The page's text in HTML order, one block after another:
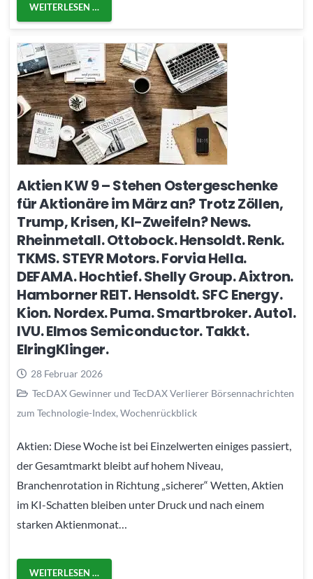
WEITERLESEN …
Aktien KW 9 – Stehen Ostergeschenke
für Aktionäre im März an? Trotz Zöllen,
Trump, Krisen, KI-Zweifeln? News.
Rheinmetall. Ottobock. Hensoldt. Renk.
TKMS. STEYR Motors. Forvia Hella.
DEFAMA. Hochtief. Shelly Group. Aixtron.
Hamborner REIT. Hensoldt. SFC Energy.
Kion. Nordex. Puma. Smartbroker. Auto1.
IVU. Elmos Semiconductor. Takkt.
ElringKlinger.
28 Februar 2026
TecDAX Gewinner und TecDAX Verlierer Börsennachrichten
zum Technologie-Index, Wochenrückblick
Aktien: Diese Woche ist bei Einzelwerten einiges passiert,
der Gesamtmarkt bleibt auf hohem Niveau,
Branchenrotation in Richtung „sicherer“ Wetten, Aktien
im KI-Schatten bleiben unter Druck und nach einem
starken Aktienmonat…
WEITERLESEN …